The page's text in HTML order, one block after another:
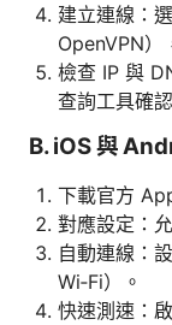
建立連線：
OpenVPN）
檢查 IP 與
查詢工具確
B. iOS 與
下載官方
對應設定：
自動連線：
Wi‑Fi）。
快速測速：